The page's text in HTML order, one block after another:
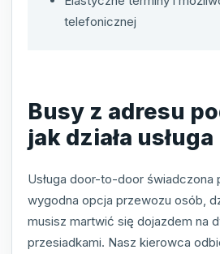
telefonicznej
Busy z adresu
jak działa usługa
Usługa door-to-door świadczona
wygodna opcja przewozu osób,
musisz martwić się dojazdem na
przesiadkami. Nasz kierowca